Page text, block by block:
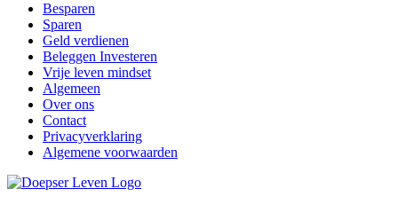
Besparen
Sparen
Geld verdienen
Beleggen Investeren
Vrije leven mindset
Algemeen
Over ons
Contact
Privacyverklaring
Algemene voorwaarden